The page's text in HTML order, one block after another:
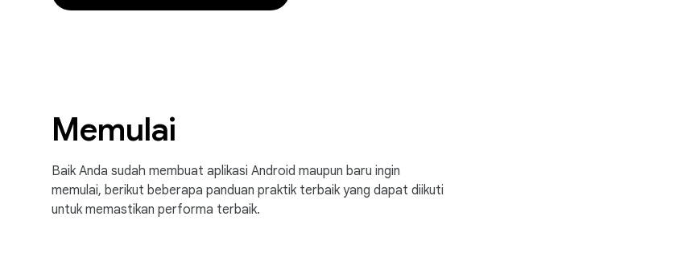
Memulai
Baik Anda sudah membuat aplikasi Android maupun baru ingin
memulai, berikut beberapa panduan praktik terbaik yang dapat diikuti
untuk memastikan performa terbaik.